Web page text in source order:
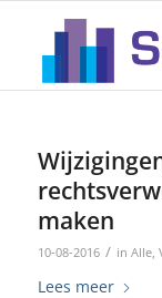
maken
10-08-2016 / in Alle,
Lees meer